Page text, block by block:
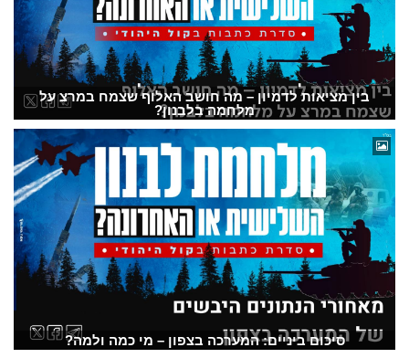
בין מציאות לדמיון – מה חושב האלוף שצמח במרצ על
מלחמה בלבנון?
סיכום ביניים: המערכה בצפון – מי כמה ולמה?